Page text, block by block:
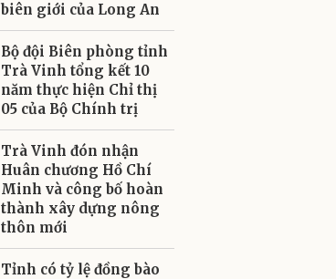
biên giới của Long An
Bộ đội Biên phòng tỉnh
Trà Vinh tổng kết 10
năm thực hiện Chỉ thị
05 của Bộ Chính trị
Trà Vinh đón nhận
Huân chương Hồ Chí
Minh và công bố hoàn
thành xây dựng nông
thôn mới
Tỉnh có tỷ lệ đồng bào